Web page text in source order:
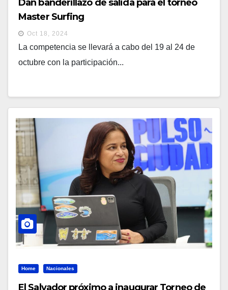
Dan banderillazo de salida para el torneo
Master Surfing
Oct 18, 2024
La competencia se llevará a cabo del 19 al 24 de
octubre con la participación...
Home Nacionales
El Salvador próximo a inaugurar Torneo de